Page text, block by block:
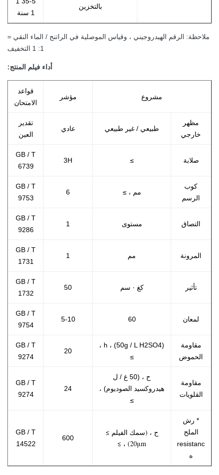
بالتخزين
1 سنة
ملاحظة: الرقم الهيدروجيني ، وقياس الموصلية في الراتنج / الماء النقي =
1: 1 التخفيف
أداء فيلم المنتج:
مشروع مؤشر
قواعد
الامتحان
مظهر
خارجي
طبيعي / غير طبيعي عادي
تقدير
العين
صلابة ≥
3H
GB / T
6739
كوب
الرسم
مم ، ≥ 6
GB / T
9753
التصاق مستوى 1
GB / T
9286
المرونة مم 1
GB / T
1731
تأثير كغ · سم 50
GB / T
1732
لمعان 60
5-10
GB / T
9754
مقاومة
الحموض
h ، (50g / L H2SO4) ،
≥
20
GB / T
9274
مقاومة
القلويات
ح ، (50 غ / ل
هيدروكسيد الصوديوم) ،
≥
24
GB / T
9274
* رش
الملح
resistanc
ه
ح ، (سمك الفيلم ≥
20μm) ، ≥
600
GB / T
14522